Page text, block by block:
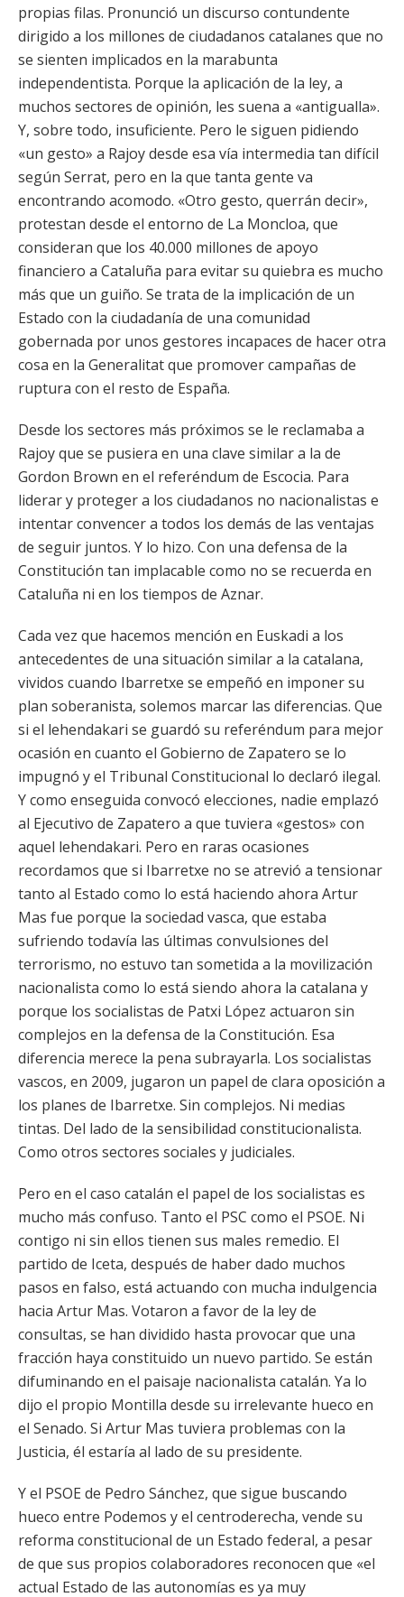
propias filas. Pronunció un discurso contundente
dirigido a los millones de ciudadanos catalanes que no
se sienten implicados en la marabunta
independentista. Porque la aplicación de la ley, a
muchos sectores de opinión, les suena a «antigualla».
Y, sobre todo, insuficiente. Pero le siguen pidiendo
«un gesto» a Rajoy desde esa vía intermedia tan difícil
según Serrat, pero en la que tanta gente va
encontrando acomodo. «Otro gesto, querrán decir»,
protestan desde el entorno de La Moncloa, que
consideran que los 40.000 millones de apoyo
financiero a Cataluña para evitar su quiebra es mucho
más que un guiño. Se trata de la implicación de un
Estado con la ciudadanía de una comunidad
gobernada por unos gestores incapaces de hacer otra
cosa en la Generalitat que promover campañas de
ruptura con el resto de España.
Desde los sectores más próximos se le reclamaba a
Rajoy que se pusiera en una clave similar a la de
Gordon Brown en el referéndum de Escocia. Para
liderar y proteger a los ciudadanos no nacionalistas e
intentar convencer a todos los demás de las ventajas
de seguir juntos. Y lo hizo. Con una defensa de la
Constitución tan implacable como no se recuerda en
Cataluña ni en los tiempos de Aznar.
Cada vez que hacemos mención en Euskadi a los
antecedentes de una situación similar a la catalana,
vividos cuando Ibarretxe se empeñó en imponer su
plan soberanista, solemos marcar las diferencias. Que
si el lehendakari se guardó su referéndum para mejor
ocasión en cuanto el Gobierno de Zapatero se lo
impugnó y el Tribunal Constitucional lo declaró ilegal.
Y como enseguida convocó elecciones, nadie emplazó
al Ejecutivo de Zapatero a que tuviera «gestos» con
aquel lehendakari. Pero en raras ocasiones
recordamos que si Ibarretxe no se atrevió a tensionar
tanto al Estado como lo está haciendo ahora Artur
Mas fue porque la sociedad vasca, que estaba
sufriendo todavía las últimas convulsiones del
terrorismo, no estuvo tan sometida a la movilización
nacionalista como lo está siendo ahora la catalana y
porque los socialistas de Patxi López actuaron sin
complejos en la defensa de la Constitución. Esa
diferencia merece la pena subrayarla. Los socialistas
vascos, en 2009, jugaron un papel de clara oposición a
los planes de Ibarretxe. Sin complejos. Ni medias
tintas. Del lado de la sensibilidad constitucionalista.
Como otros sectores sociales y judiciales.
Pero en el caso catalán el papel de los socialistas es
mucho más confuso. Tanto el PSC como el PSOE. Ni
contigo ni sin ellos tienen sus males remedio. El
partido de Iceta, después de haber dado muchos
pasos en falso, está actuando con mucha indulgencia
hacia Artur Mas. Votaron a favor de la ley de
consultas, se han dividido hasta provocar que una
fracción haya constituido un nuevo partido. Se están
difuminando en el paisaje nacionalista catalán. Ya lo
dijo el propio Montilla desde su irrelevante hueco en
el Senado. Si Artur Mas tuviera problemas con la
Justicia, él estaría al lado de su presidente.
Y el PSOE de Pedro Sánchez, que sigue buscando
hueco entre Podemos y el centroderecha, vende su
reforma constitucional de un Estado federal, a pesar
de que sus propios colaboradores reconocen que «el
actual Estado de las autonomías es ya muy